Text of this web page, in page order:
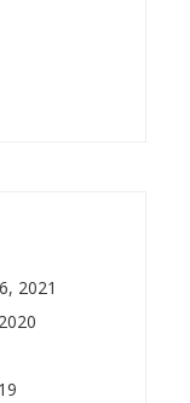
2021